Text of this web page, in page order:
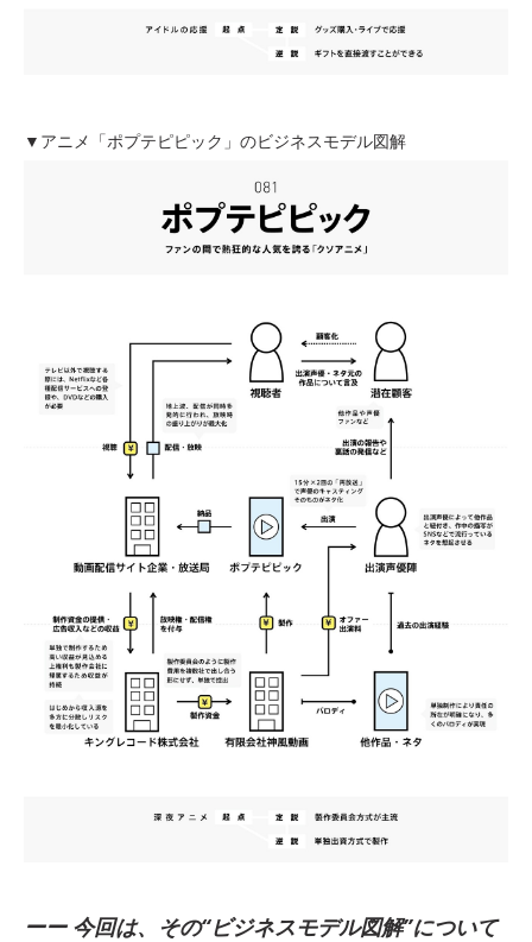
▼アニメ「ポプテピピック」のビジネスモデル図解
ーー 今回は、その“ビジネスモデル図解”について